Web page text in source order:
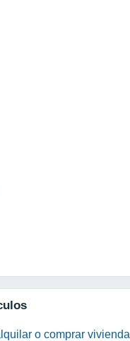
o comprar vivienda